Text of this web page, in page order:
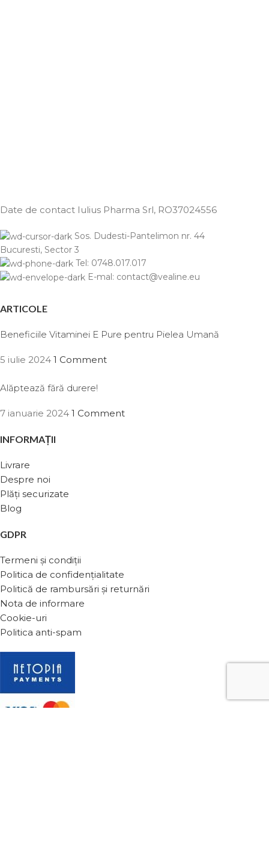
Date de contact Iulius Pharma Srl, RO37024556
Sos. Dudesti-Pantelimon nr. 44
Bucuresti, Sector 3
Tel: 0748.017.017
E-mal: contact@vealine.eu
ARTICOLE
Beneficiile Vitaminei E Pure pentru Pielea Umană
5 iulie 2024 1 Comment
Alăptează fără durere!
7 ianuarie 2024 1 Comment
INFORMAȚII
Livrare
Despre noi
Plăți securizate
Blog
GDPR
Termeni și condiții
Politica de confidențialitate
Politică de rambursări și returnări
Nota de informare
Cookie-uri
Politica anti-spam